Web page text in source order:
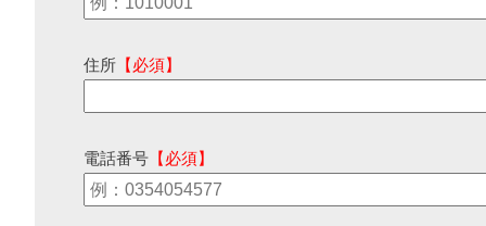
住所 【必須】
電話番号 【必須】